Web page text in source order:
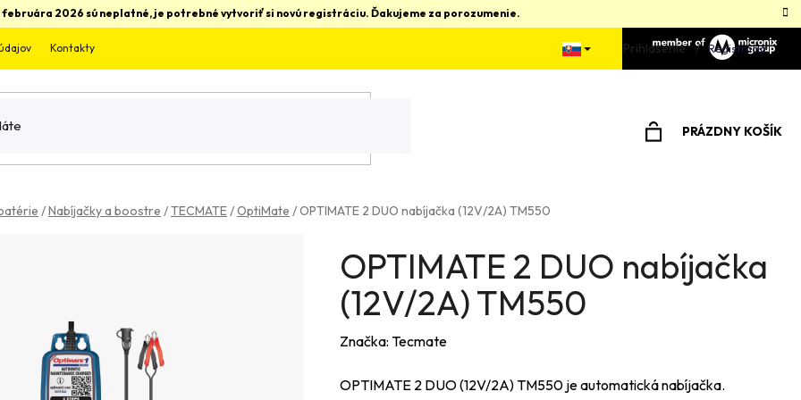
2026 sú neplatné, je potrebné vytvoriť si novú registráciu. Ďakujeme za porozumenie.
Kontakty Prihlásenie Registrácia
PRÁZDNY KOŠÍK
/Nabíjačky a boostre /TECMATE/OptiMate /OPTIMATE 2 DUO nabíjačka (12V/2A) TM550
OPTIMATE 2 DUO nabíjačka
(12V/2A) TM550
Značka: Tecmate
OPTIMATE 2 DUO (12V/2A) TM550 je automatická nabíjačka.